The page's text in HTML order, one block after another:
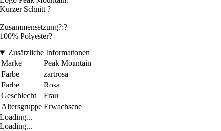
Kurzer Schnitt ?
Zusammensetzung?:?
100% Polyester?
Zusätzliche Informationen
Marke
Peak Mountain
Farbe
zartrosa
Farbe
Rosa
Geschlecht
Frau
Altersgruppe Erwachsene
Loading...
Loading...